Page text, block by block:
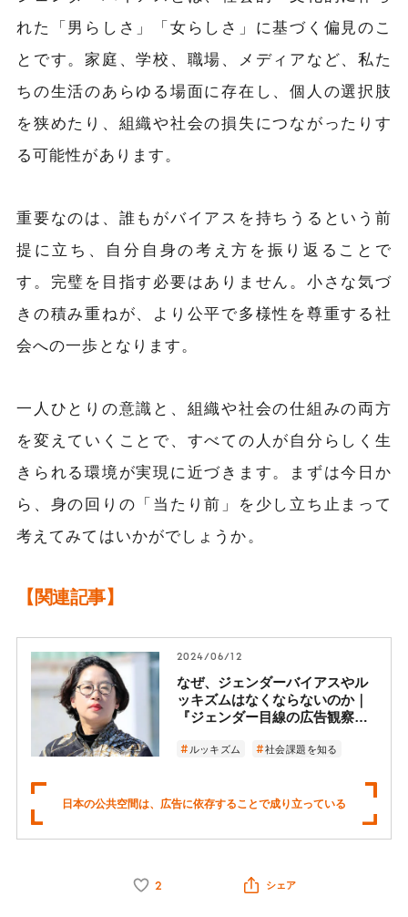
れた「男らしさ」「女らしさ」に基づく偏見のこ
とです。家庭、学校、職場、メディアなど、私た
ちの生活のあらゆる場面に存在し、個人の選択肢
を狭めたり、組織や社会の損失につながったりす
る可能性があります。
重要なのは、誰もがバイアスを持ちうるという前
提に立ち、自分自身の考え方を振り返ることで
す。完璧を目指す必要はありません。小さな気づ
きの積み重ねが、より公平で多様性を尊重する社
会への一歩となります。
一人ひとりの意識と、組織や社会の仕組みの両方
を変えていくことで、すべての人が自分らしく生
きられる環境が実現に近づきます。まずは今日か
ら、身の回りの「当たり前」を少し立ち止まって
考えてみてはいかがでしょうか。
【関連記事】
2024/06/12
なぜ、ジェンダーバイアスやル
ッキズムはなくならないのか｜
『ジェンダー目線の広告観察』
による価値観の押し付け」から
ルッキズム 社会課題を知る
日本の公共空間は、広告に依存することで成り立っている
2 シェア